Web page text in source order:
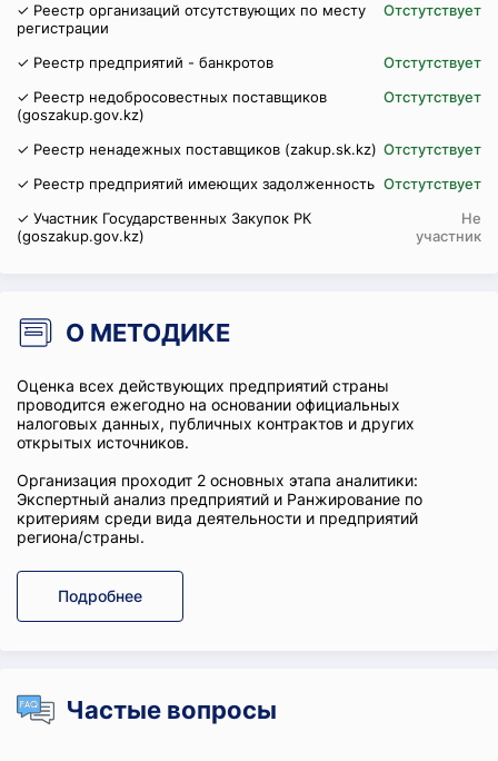
✓ Реестр организаций отсутствующих по месту
регистрации
Отстутствует
✓ Реестр предприятий - банкротов
Отстутствует
✓ Реестр недобросовестных поставщиков
(goszakup.gov.kz)
Отстутствует
✓ Реестр ненадежных поставщиков (zakup.sk.kz) Отстутствует
✓ Реестр предприятий имеющих задолженность Отстутствует
✓ Участник Государственных Закупок РК
(goszakup.gov.kz)
Не
участник
О МЕТОДИКЕ
Оценка всех действующих предприятий страны
проводится ежегодно на основании официальных
налоговых данных, публичных контрактов и других
открытых источников.
Организация проходит 2 основных этапа аналитики:
Экспертный анализ предприятий и Ранжирование по
критериям среди вида деятельности и предприятий
региона/страны.
Подробнее
Частые вопросы